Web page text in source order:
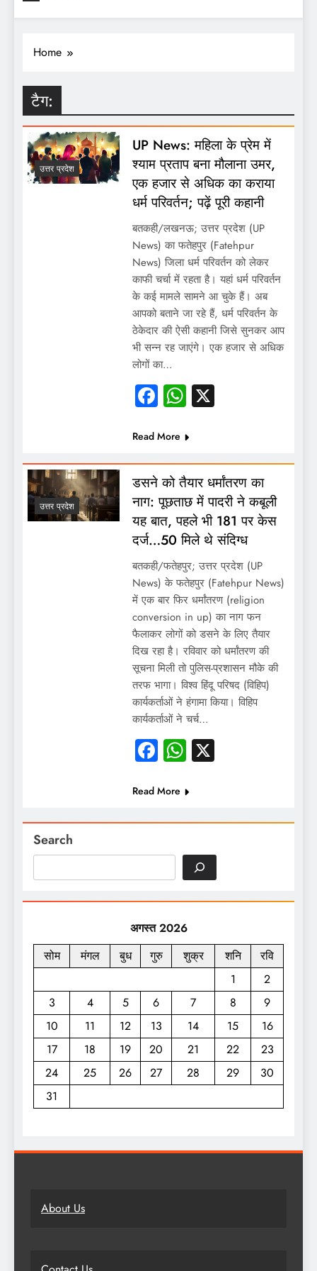
Home
टैग:
उत्तर प्रदेश
UP News: महिला के प्रेम में
श्याम प्रताप बना मौलाना उमर,
एक हजार से अधिक का कराया
धर्म परिवर्तन; पढ़ें पूरी कहानी
बतकही/लखनऊ; उत्तर प्रदेश (UP
News) का फतेहपुर (Fatehpur
News) जिला धर्म परिवर्तन को लेकर
काफी चर्चा में रहता है। यहां धर्म परिवर्तन
के कई मामले सामने आ चुके हैं। अब
आपको बताने जा रहे हैं, धर्म परिवर्तन के
ठेकेदार की ऐसी कहानी जिसे सुनकर आप
भी सन्न रह जाएंगे। एक हजार से अधिक
लोगों का…
Facebook
WhatsApp
X
Read More
उत्तर प्रदेश
डसने को तैयार धर्मांतरण का
नाग: पूछताछ में पादरी ने कबूली
यह बात, पहले भी 181 पर केस
दर्ज…50 मिले थे संदिग्ध
बतकही/फतेहपुर; उत्तर प्रदेश (UP
News) के फतेहपुर (Fatehpur News)
में एक बार फिर धर्मांतरण (religion
conversion in up) का नाग फन
फैलाकर लोगों को डसने के लिए तैयार
दिख रहा है। रविवार को धर्मांतरण की
सूचना मिली तो पुलिस-प्रशासन मौके की
तरफ भागा। विश्व हिंदू परिषद (विहिप)
कार्यकर्ताओं ने हंगामा किया। विहिप
कार्यकर्ताओं ने चर्च…
Facebook
WhatsApp
X
Read More
Search
अगस्त 2026
सोम
मंगल बुध गुरु शुक्र शनि
रवि
1
2
3
4 5 6 7 8
9
10
11 12 13 14 15
16
17
18 19 20 21 22
23
24
25 26 27 28 29
30
31
About Us